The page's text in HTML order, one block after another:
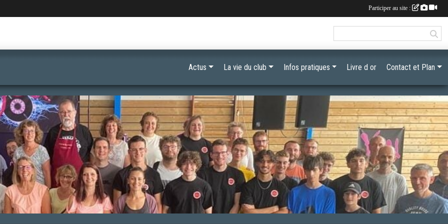
Actus La vie du club Infos pratiques Livre d or Contact et Plan
Participer au site :